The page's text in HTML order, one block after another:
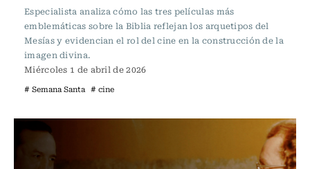
Especialista analiza cómo las tres películas más
emblemáticas sobre la Biblia reflejan los arquetipos del
Mesías y evidencian el rol del cine en la construcción de la
imagen divina.
Miércoles 1 de abril de 2026
# Semana Santa # cine